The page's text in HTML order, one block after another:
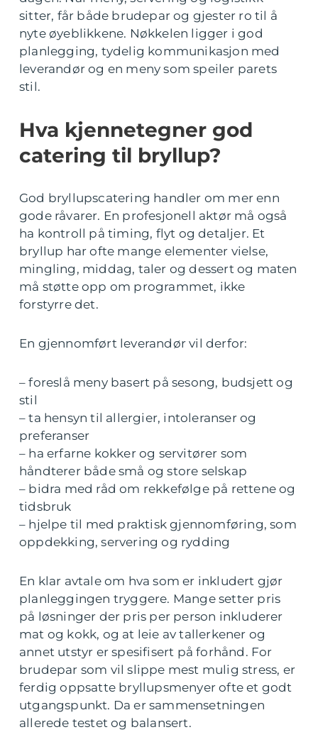
sitter, får både brudepar og gjester ro til å
nyte øyeblikkene. Nøkkelen ligger i god
planlegging, tydelig kommunikasjon med
leverandør og en meny som speiler parets
stil.
Hva kjennetegner god
catering til bryllup?
God bryllupscatering handler om mer enn
gode råvarer. En profesjonell aktør må også
ha kontroll på timing, flyt og detaljer. Et
bryllup har ofte mange elementer vielse,
mingling, middag, taler og dessert og maten
må støtte opp om programmet, ikke
forstyrre det.
En gjennomført leverandør vil derfor:
– foreslå meny basert på sesong, budsjett og
stil
– ta hensyn til allergier, intoleranser og
preferanser
– ha erfarne kokker og servitører som
håndterer både små og store selskap
– bidra med råd om rekkefølge på rettene og
tidsbruk
– hjelpe til med praktisk gjennomføring, som
oppdekking, servering og rydding
En klar avtale om hva som er inkludert gjør
planleggingen tryggere. Mange setter pris
på løsninger der pris per person inkluderer
mat og kokk, og at leie av tallerkener og
annet utstyr er spesifisert på forhånd. For
brudepar som vil slippe mest mulig stress, er
ferdig oppsatte bryllupsmenyer ofte et godt
utgangspunkt. Da er sammensetningen
allerede testet og balansert.